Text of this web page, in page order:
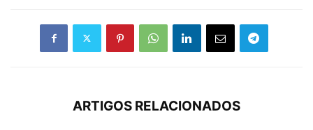
ARTIGOS RELACIONADOS